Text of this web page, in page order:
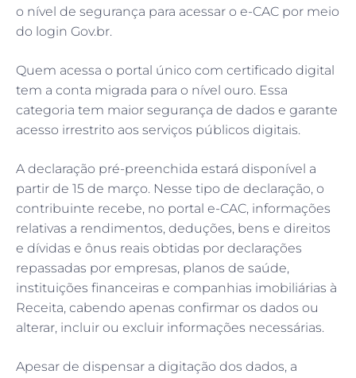
o nível de segurança para acessar o e-CAC por meio
do login Gov.br.
Quem acessa o portal único com certificado digital
tem a conta migrada para o nível ouro. Essa
categoria tem maior segurança de dados e garante
acesso irrestrito aos serviços públicos digitais.
A declaração pré-preenchida estará disponível a
partir de 15 de março. Nesse tipo de declaração, o
contribuinte recebe, no portal e-CAC, informações
relativas a rendimentos, deduções, bens e direitos
e dívidas e ônus reais obtidas por declarações
repassadas por empresas, planos de saúde,
instituições financeiras e companhias imobiliárias à
Receita, cabendo apenas confirmar os dados ou
alterar, incluir ou excluir informações necessárias.
Apesar de dispensar a digitação dos dados, a